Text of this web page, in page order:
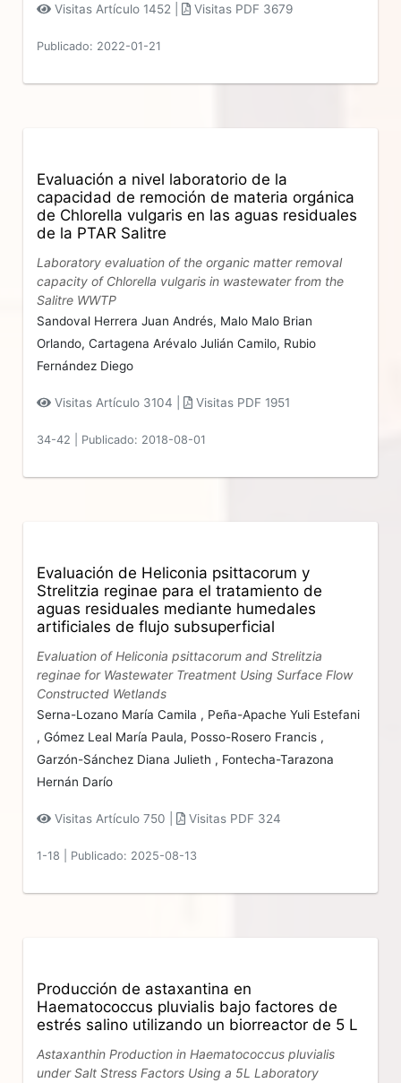
Visitas Artículo 1452 | Visitas PDF 3679
Publicado: 2022-01-21
Evaluación a nivel laboratorio de la
capacidad de remoción de materia orgánica
de Chlorella vulgaris en las aguas residuales
de la PTAR Salitre
Laboratory evaluation of the organic matter removal
capacity of Chlorella vulgaris in wastewater from the
Salitre WWTP
Sandoval Herrera Juan Andrés, Malo Malo Brian
Orlando,Cartagena Arévalo Julián Camilo, Rubio
Fernández Diego
Visitas Artículo 3104 | Visitas PDF 1951
34-42 Publicado: 2018-08-01
Evaluación de Heliconia psittacorum y
Strelitzia reginae para el tratamiento de
aguas residuales mediante humedales
artificiales de flujo subsuperficial
Evaluation of Heliconia psittacorum and Strelitzia
reginae for Wastewater Treatment Using Surface Flow
Constructed Wetlands
Serna-Lozano María Camila , Peña-Apache Yuli Estefani
,Gómez Leal María Paula, Posso-Rosero Francis ,
Garzón-Sánchez Diana Julieth , Fontecha-Tarazona
Hernán Darío
Visitas Artículo 750 | Visitas PDF 324
1-18 Publicado: 2025-08-13
Producción de astaxantina en
Haematococcus pluvialis bajo factores de
estrés salino utilizando un biorreactor de 5 L
Astaxanthin Production in Haematococcus pluvialis
under Salt Stress Factors Using a 5L Laboratory